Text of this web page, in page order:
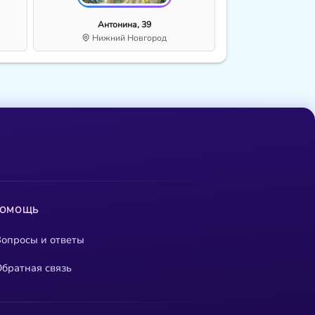
Антонина, 39
Нижний Новгород
и ответы
связь